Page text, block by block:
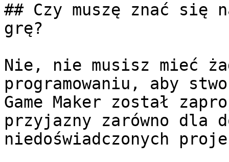
## Czy muszę znać się
grę?
Nie, nie musisz mieć
programowaniu, aby
Game Maker został
przyjazny zarówno dla
niedoświadczonych